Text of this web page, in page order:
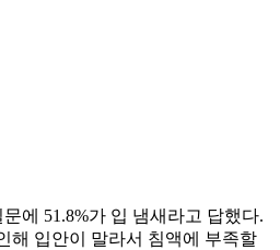
에 51.8%가 입 냄새라고 답했다.
해 입안이 말라서 침액에 부족할